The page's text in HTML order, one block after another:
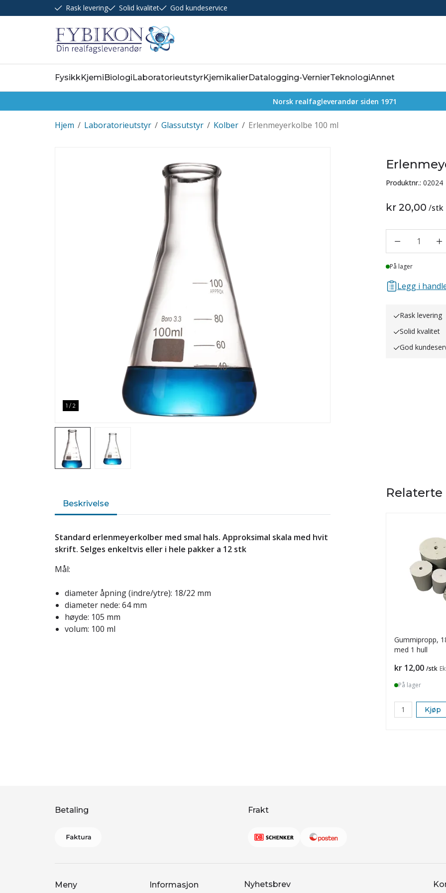
Rask levering Solid kvalitet God kundeservice
FysikkKjemiBiologiLaboratorieutstyrKjemikalierDatalogging-VernierTeknologiAnnet
Norsk realfagleverandør siden 1971
/
Hjem /
Laboratorieutstyr /
Glassutstyr /
Kolber Erlenmeyerkolbe 100 ml
1 / 2
Produktnr.: 02024
kr 20,00 /stk
1
Lager
På lager
Legg i
Rask levering
Solid kvalitet
God
Beskrivelse
Standard erlenmeyerkolber med smal hals. Approksimal skala med hvit
skrift. Selges enkeltvis eller i hele pakker a 12 stk
Mål:
diameter åpning (indre/ytre): 18/22 mm
diameter nede: 64 mm
høyde: 105 mm
volum: 100 ml
Gummipropp,
med 1 hull
Pris
kr 12,00 /stk
På lager
Kjøp
Betaling Frakt
Meny Informasjon Nyhetsbrev